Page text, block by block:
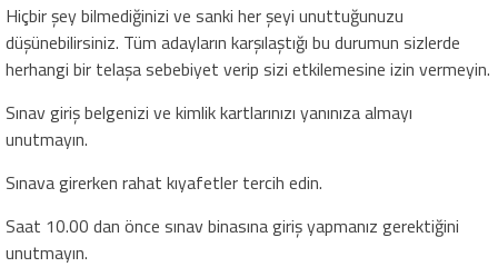
Hiçbir şey bilmediğinizi ve sanki her şeyi unuttuğunuzu
düşünebilirsiniz. Tüm adayların karşılaştığı bu durumun sizlerde
herhangi bir telaşa sebebiyet verip sizi etkilemesine izin vermeyin.
Sınav giriş belgenizi ve kimlik kartlarınızı yanınıza almayı
unutmayın.
Sınava girerken rahat kıyafetler tercih edin.
Saat 10.00 dan önce sınav binasına giriş yapmanız gerektiğini
unutmayın.